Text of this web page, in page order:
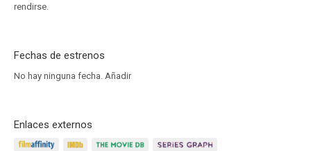
rendirse.
Fechas de estrenos
No hay ninguna fecha. Añadir
Enlaces externos